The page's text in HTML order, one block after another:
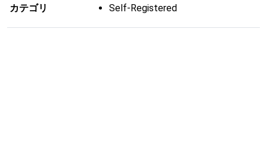
カテゴリ
Self-Registered